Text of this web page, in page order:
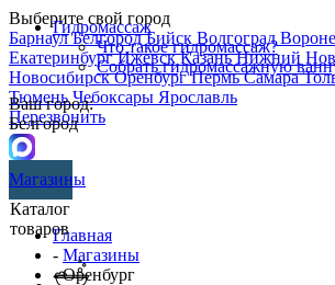
Выберите свой город
БарнаулБелгородБийск Волгоград
ЕкатеринбургИжевскКазаньНижний
НовосибирскОренбургПермьСамара
ТюменьЧебоксары Ярославль
Перезвонить
Гидромассаж
Что такое гидромассаж?
Собрать гидромассажную
Ваш город:
Белгород
Магазины
Каталог
товаровГлавная
- Магазины
- Оренбург